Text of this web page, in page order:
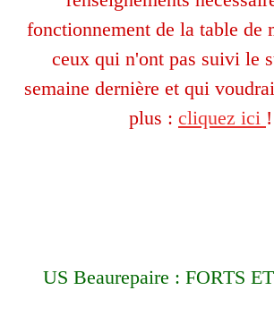
fonctionnement de la table de
ceux qui n'ont pas suivi le
semaine dernière et qui
plus : cliquez ici !
US Beaurepaire : FORTS